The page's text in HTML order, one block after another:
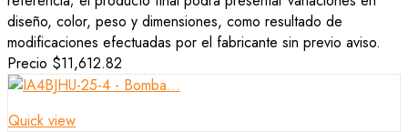
diseño, color, peso y dimensiones, como resultado de
modificaciones efectuadas por el fabricante sin previo aviso.
Precio $11,612.82
Quick view